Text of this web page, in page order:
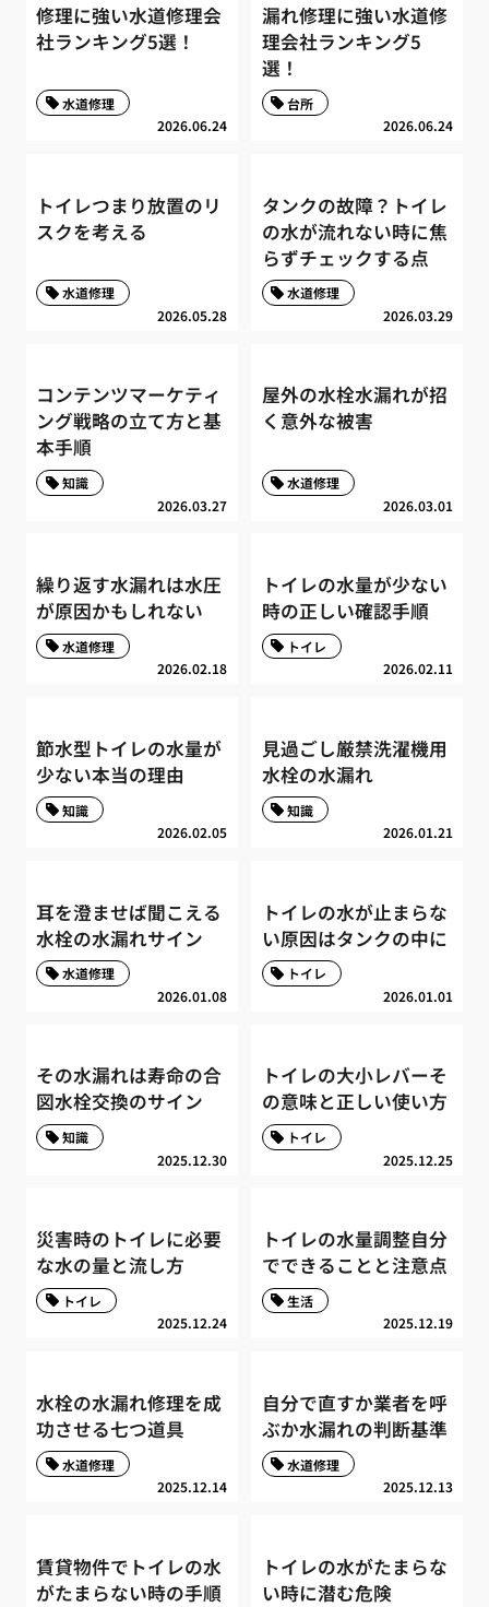
修理に強い水道修理会
社ランキング5選！
2026.06.24
水道修理
漏れ修理に強い水道修
理会社ランキング5
選！
2026.06.24
台所
トイレつまり放置のリ
スクを考える
2026.05.28
水道修理
タンクの故障？トイレ
の水が流れない時に焦
らずチェックする点
2026.03.29
水道修理
コンテンツマーケティ
ング戦略の立て方と基
本手順
2026.03.27
知識
屋外の水栓水漏れが招
く意外な被害
2026.03.01
水道修理
繰り返す水漏れは水圧
が原因かもしれない
2026.02.18
水道修理
トイレの水量が少ない
時の正しい確認手順
2026.02.11
トイレ
節水型トイレの水量が
少ない本当の理由
2026.02.05
知識
見過ごし厳禁洗濯機用
水栓の水漏れ
2026.01.21
知識
耳を澄ませば聞こえる
水栓の水漏れサイン
2026.01.08
水道修理
トイレの水が止まらな
い原因はタンクの中に
2026.01.01
トイレ
その水漏れは寿命の合
図水栓交換のサイン
2025.12.30
知識
トイレの大小レバーそ
の意味と正しい使い方
2025.12.25
トイレ
災害時のトイレに必要
な水の量と流し方
2025.12.24
トイレ
トイレの水量調整自分
でできることと注意点
2025.12.19
生活
水栓の水漏れ修理を成
功させる七つ道具
2025.12.14
水道修理
自分で直すか業者を呼
ぶか水漏れの判断基準
2025.12.13
水道修理
賃貸物件でトイレの水
がたまらない時の手順
トイレの水がたまらな
い時に潜む危険